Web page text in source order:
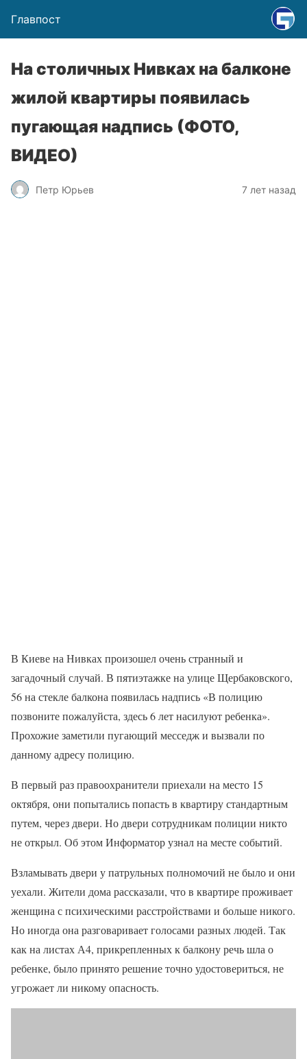
Главпост
На столичных Нивках на балконе
жилой квартиры появилась
пугающая надпись (ФОТО,
ВИДЕО)
Петр Юрьев 7 лет назад
В Киеве на Нивках произошел очень странный и
загадочный случай. В пятиэтажке на улице Щербаковского,
56 на стекле балкона появилась надпись «В полицию
позвоните пожалуйста, здесь 6 лет насилуют ребенка».
Прохожие заметили пугающий месседж и вызвали по
данному адресу полицию.
В первый раз правоохранители приехали на место 15
октября, они попытались попасть в квартиру стандартным
путем, через двери. Но двери сотрудникам полиции никто
не открыл. Об этом Информатор узнал на месте событий.
Взламывать двери у патрульных полномочий не было и они
уехали. Жители дома рассказали, что в квартире проживает
женщина с психическими расстройствами и больше никого.
Но иногда она разговаривает голосами разных людей. Так
как на листах А4, прикрепленных к балкону речь шла о
ребенке, было принято решение точно удостовериться, не
угрожает ли никому опасность.